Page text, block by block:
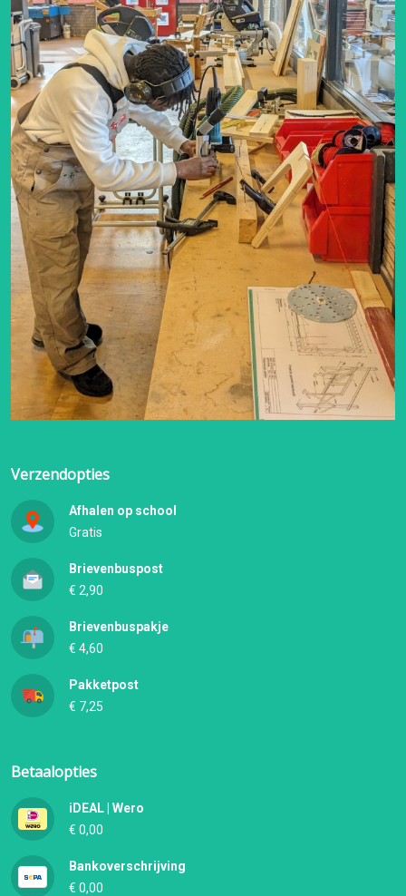
Verzendopties
Afhalen op school
Gratis
Brievenbuspost
€ 2,90
Brievenbuspakje
€ 4,60
Pakketpost
€ 7,25
Betaalopties
iDEAL | Wero
€ 0,00
Bankoverschrijving
€ 0,00